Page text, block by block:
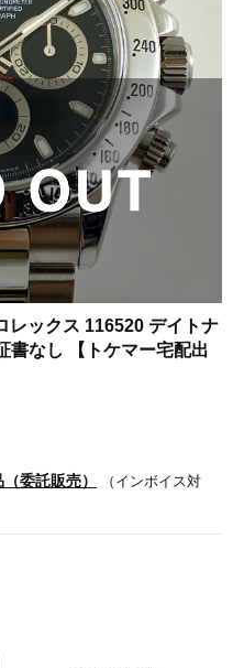
レックス 116520 デイトナ
書なし 【トケマー宅配出
委託販売）
（インボイス対